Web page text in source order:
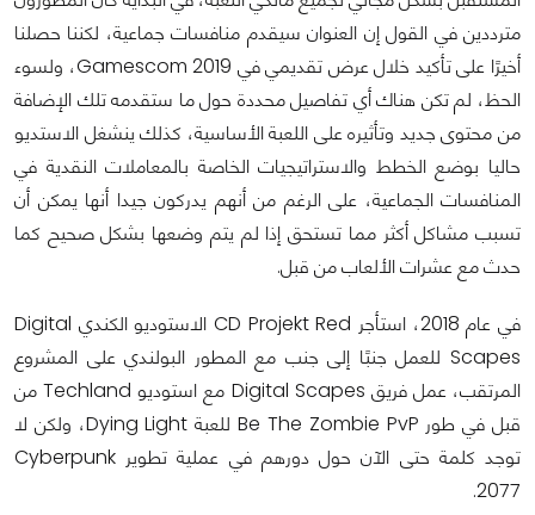
مترددين في القول إن العنوان سيقدم منافسات جماعية، لكننا حصلنا
أخيرًا على تأكيد خلال عرض تقديمي في Gamescom 2019، ولسوء
الحظ، لم تكن هناك أي تفاصيل محددة حول ما ستقدمه تلك الإضافة
من محتوى جديد وتأثيره على اللعبة الأساسية، كذلك ينشغل الاستديو
حاليا بوضع الخطط والاستراتيجيات الخاصة بالمعاملات النقدية في
المنافسات الجماعية، على الرغم من أنهم يدركون جيدا أنها يمكن أن
تسبب مشاكل أكثر مما تستحق إذا لم يتم وضعها بشكل صحيح كما
حدث مع عشرات الألعاب من قبل.
في عام 2018، استأجر CD Projekt Red الاستوديو الكندي Digital
Scapes للعمل جنبًا إلى جنب مع المطور البولندي على المشروع
المرتقب، عمل فريق Digital Scapes مع استوديو Techland من
قبل في طور Be The Zombie PvP للعبة Dying Light، ولكن لا
توجد كلمة حتى الآن حول دورهم في عملية تطوير Cyberpunk
2077.